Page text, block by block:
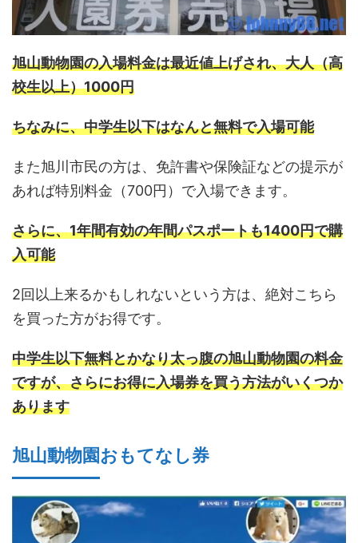
旭山動物園の入場料金は最近値上げされ、大人（高
校生以上）1000円
ちなみに、中学生以下はなんと無料で入場可能
また旭川市民の方は、免許書や保険証などの提示が
あれば特別料金（700円）で入場できます。
さらに、1年間有効の年間パスポートも1400円で購
入可能
2回以上来るかもしれないという方は、絶対こちら
を買った方がお得です。
中学生以下無料とかなり太っ腹の旭山動物園の料金
ですが、さらにお得に入場券を買う方法がいくつか
あります
旭山動物園おもてなし券